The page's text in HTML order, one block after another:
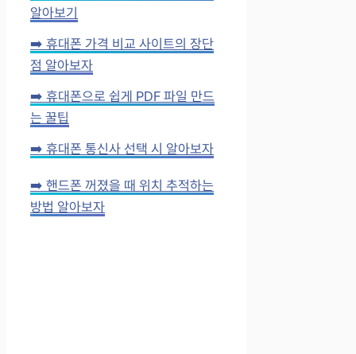
알아보기
➡️ 휴대폰 가격 비교 사이트의 장단
점 알아보자
➡️ 휴대폰으로 쉽게 PDF 파일 만드
는 꿀팁
➡️ 휴대폰 통신사 선택 시 알아보자
➡️ 핸드폰 꺼졌을 때 위치 추적하는
방법 알아보자